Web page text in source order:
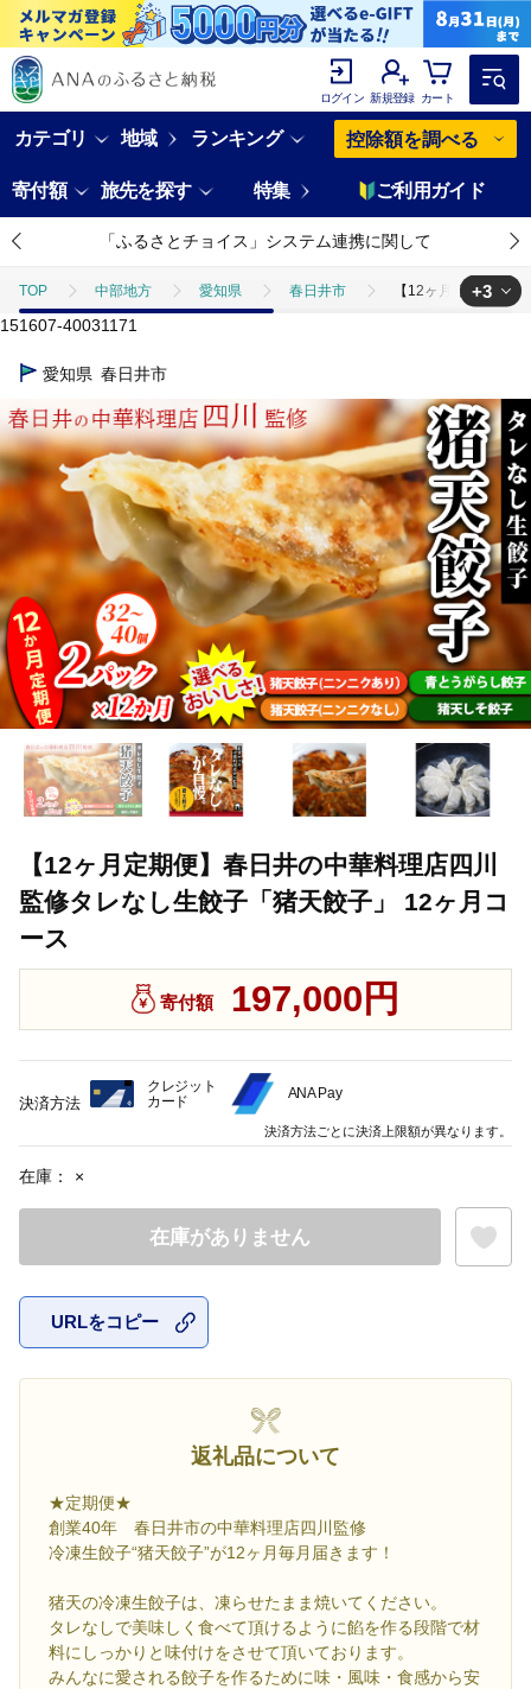
ログイン 新規登録 カート
カテゴリ 地域 ランキング 控除額を調べる
寄付額 旅先を探す 特集 ご利用ガイド
「ふるさとチョイス」システム連携に関して
TOP 中部地方 愛知県 春日井市 【12ヶ月定期便】
TOP 定期便
TOP 加工食品
TOP 加工食品 惣菜・レトルト 餃子 【12ヶ月定期便
+3
151607-40031171
愛知県 春日井市
【12ヶ月定期便】春日井の中華料理店四川
監修タレなし生餃子「猪天餃子」 12ヶ月コ
ース
寄付額 197,000円
在庫： ×
在庫がありません
URLをコピー
返礼品について
★定期便★
創業40年 春日井市の中華料理店四川監修
冷凍生餃子“猪天餃子”が12ヶ月毎月届きます！
猪天の冷凍生餃子は、凍らせたまま焼いてください。
タレなしで美味しく食べて頂けるように餡を作る段階で材
料にしっかりと味付けをさせて頂いております。
みんなに愛される餃子を作るために味・風味・食感から安
決済方法
クレジット
カード
ANA Pay
決済方法ごとに決済上限額が異なります。